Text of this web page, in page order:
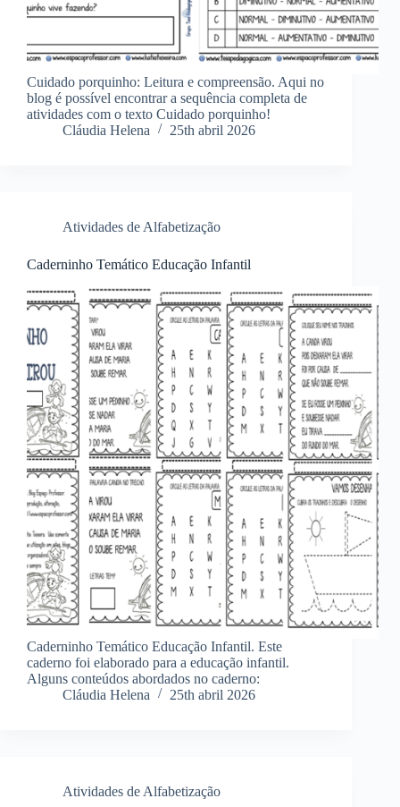
Cuidado porquinho: Leitura e compreensão. Aqui no
blog é possível encontrar a sequência completa de
atividades com o texto Cuidado porquinho!
Cláudia Helena
25th abril 2026
Atividades de Alfabetização
Caderninho Temático Educação Infantil
Caderninho Temático Educação Infantil. Este
caderno foi elaborado para a educação infantil.
Alguns conteúdos abordados no caderno:
Cláudia Helena
25th abril 2026
Atividades de Alfabetização